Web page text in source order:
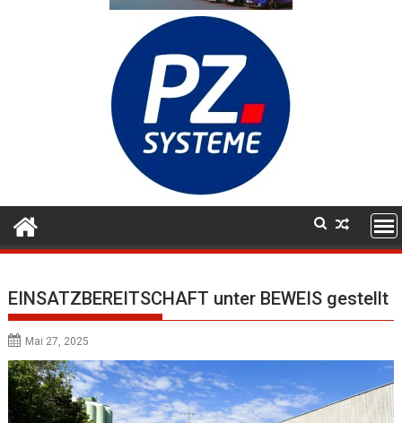
EINSATZBEREITSCHAFT unter BEWEIS gestellt
Mai 27, 2025